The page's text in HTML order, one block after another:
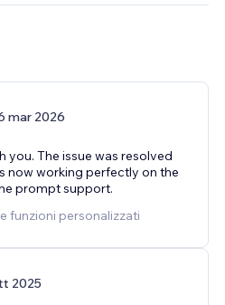
mar 2026
you. The issue was resolved
now working perfectly on the
prompt support.
funzioni personalizzati
2025